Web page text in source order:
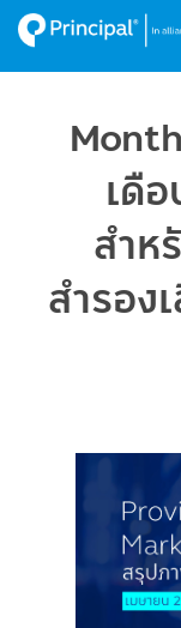
Skip
to
main
เดื
สำห
สำรอง